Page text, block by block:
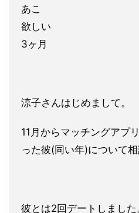
あこ
欲しい
3ヶ月
涼子さんはじめまして。
11月からマッチングアプ
った彼(同い年)について
彼とは2回デートしました